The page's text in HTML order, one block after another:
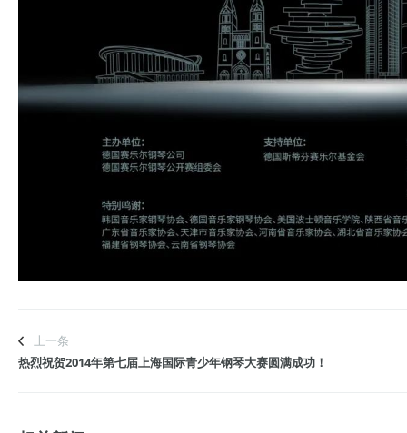
上一条
热烈祝贺2014年第七届上海国际青少年钢琴大赛圆满成功！